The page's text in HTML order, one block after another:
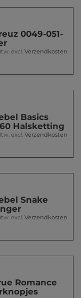
0049-051-
excl. Verzendkosten
Basics
Halsketting
excl. Verzendkosten
Snake
excl. Verzendkosten
Romance